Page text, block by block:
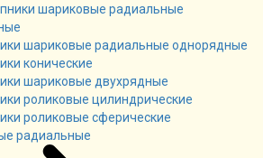
шариковые радиальные однорядные
конические
шариковые двухрядные
роликовые цилиндрические
роликовые сферические
радиальные